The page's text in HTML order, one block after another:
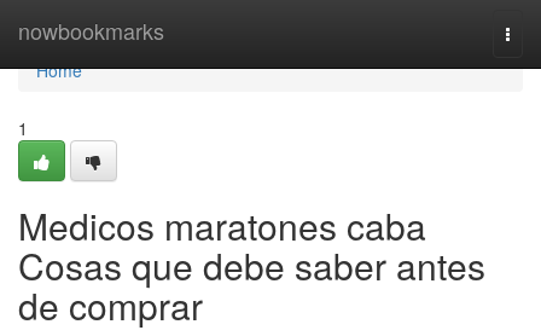
nowbookmarks
Home
Home
1
Medicos maratones caba
Cosas que debe saber antes
de comprar